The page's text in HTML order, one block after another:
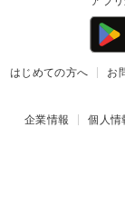
はじめての方へ お
企業情報 個人情